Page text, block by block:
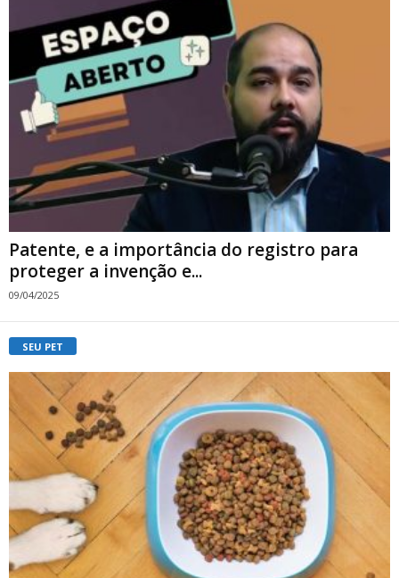
Patente, e a importância do registro para
proteger a invenção e...
09/04/2025
SEU PET